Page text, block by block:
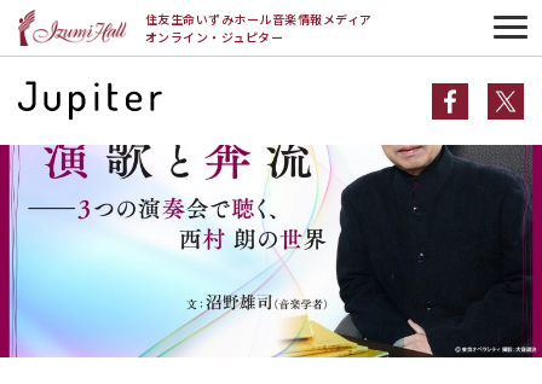
住友生命いずみホール音楽情報メディア
オンライン・ジュピター
エッセイ 演歌と奔流 ──３つの演奏会で聴く、西村 朗の世界